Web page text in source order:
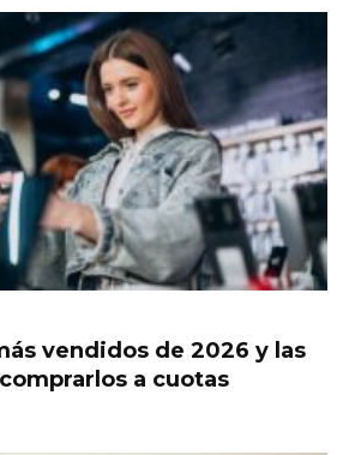
vendidos de 2026 y las
a cuotas